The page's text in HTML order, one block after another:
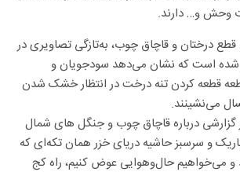
وحش و… دارند.
قطع درختان و قاچاق چوب، به‌تازگی تصاویری در
است که نشان می‌دهد سودجویان و
قطعه کردن تنه درخت در انتظار خشک شدن
می‌نشینند.
گزارشی درباره قاچاق چوب و جنگل های شمال
و سرسبز حاشیه دریای خزر همان تکه‌ای که
و می‌خواهیم حال‌وهوایی عوض کنیم، راه کج